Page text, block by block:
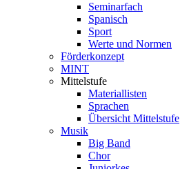
Seminarfach
Spanisch
Sport
Werte und Normen
Förderkonzept
MINT
Mittelstufe
Materiallisten
Sprachen
Übersicht Mittelstufe
Musik
Big Band
Chor